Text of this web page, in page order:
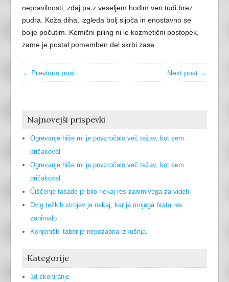
nepravilnosti, zdaj pa z veseljem hodim ven tudi brez
pudra. Koža diha, izgleda bolj sijoča in enostavno se
bolje počutim. Kemični piling ni le kozmetični postopek,
zame je postal pomemben del skrbi zase.
← Previous post Next post →
Najnovejši prispevki
Ogrevanje hiše mi je povzročalo več težav, kot sem
pričakoval
Ogrevanje hiše mi je povzročalo več težav, kot sem
pričakoval
Čiščenje fasade je bilo nekaj res zanimivega za videti
Dvig težkih strojev je nekaj, kar je mojega brata res
zanimalo
Konjeniški tabor je nepozabna izkušnja.
Kategorije
3d skeniranje